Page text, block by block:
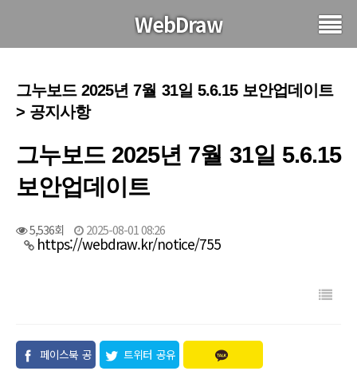
WebDraw
그누보드 2025년 7월 31일 5.6.15 보안업데이트
> 공지사항
그누보드 2025년 7월 31일 5.6.15
보안업데이트
5,536회 2025-08-01 08:26
https://webdraw.kr/notice/755
페이스북 공
트위터 공유